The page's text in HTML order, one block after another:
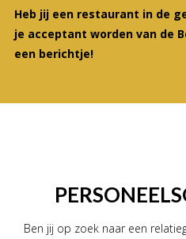
Heb jij een restaurant in de
je acceptant worden van de
een berichtje!
Ben jij op zoek naar een